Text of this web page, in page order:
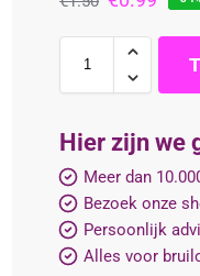
Hier zijn we
Meer dan
Bezoek onze
Persoonlijk
Alles voor